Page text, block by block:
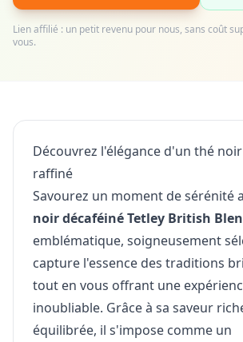
Lien affilié : un petit revenu pour nous, sans coût
vous.
Découvrez l'élégance d'un thé
raffiné
Savourez un moment de sérénité
noir décaféiné Tetley British
emblématique, soigneusement
capture l'essence des traditions
tout en vous offrant une
inoubliable. Grâce à sa saveur
équilibrée, il s'impose comme un